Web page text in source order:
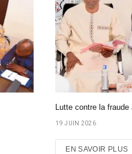
Lutte contre la
19 JUIN 2026
EN SAVOIR PLUS